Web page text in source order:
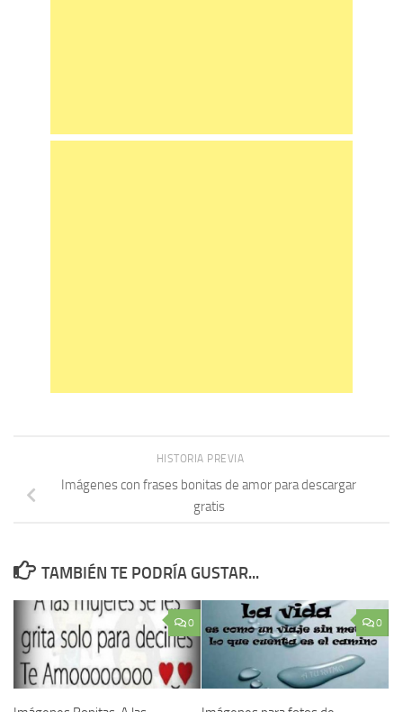
HISTORIA PREVIA
Imágenes con frases bonitas de amor para descargar
gratis
TAMBIÉN TE PODRÍA GUSTAR...
0 0